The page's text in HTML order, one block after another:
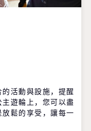
活動與設施，提醒
遊輪上，您可以盡
鬆的享受，讓每一